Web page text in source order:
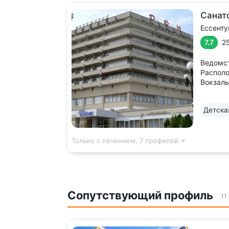
7.7
Только с лечением, 7 профилей
Сопутствующий профиль